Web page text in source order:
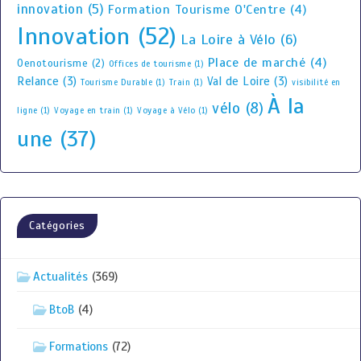
innovation (5) Formation Tourisme O'Centre (4)
Innovation (52) La Loire à Vélo (6)
Oenotourisme (2) Offices de tourisme (1) Place de marché (4)
Relance (3) Tourisme Durable (1) Train (1) Val de Loire (3) visibilité en
ligne (1) Voyage en train (1) Voyage à Vélo (1) vélo (8) À la
une (37)
Catégories
Actualités (369)
BtoB (4)
Formations (72)